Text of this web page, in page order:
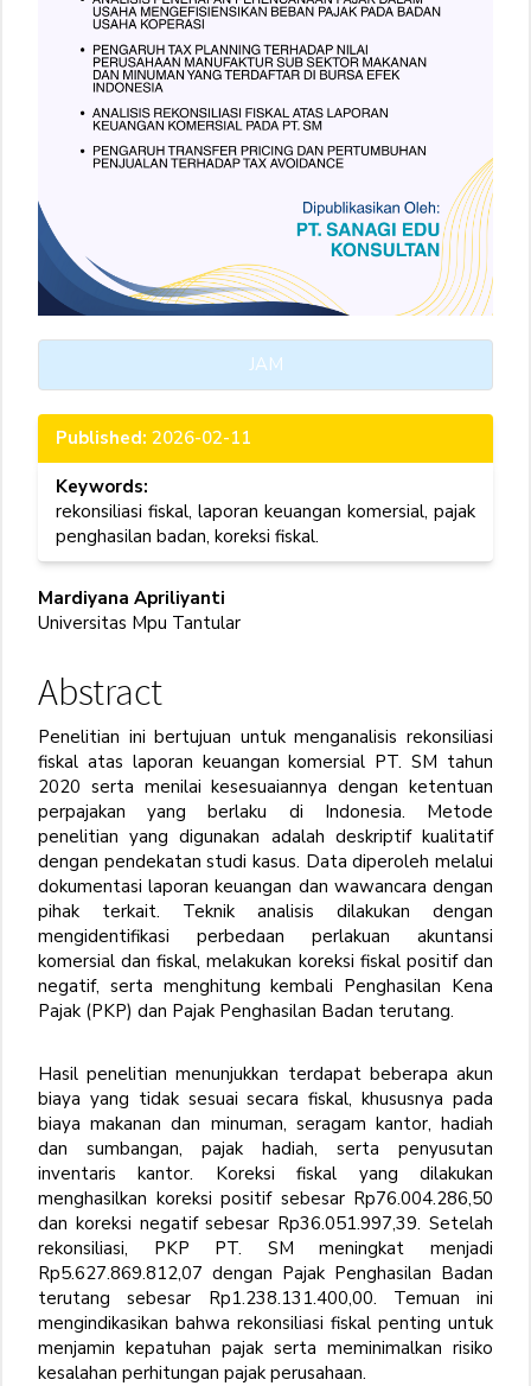
JAM
Published: 2026-02-11
Keywords:
rekonsiliasi fiskal, laporan keuangan komersial, pajak
penghasilan badan, koreksi fiskal.
Main
Content
Mardiyana Apriliyanti
Universitas Mpu Tantular
Abstract
Penelitian ini bertujuan untuk menganalisis rekonsiliasi
fiskal atas laporan keuangan komersial PT. SM tahun
2020 serta menilai kesesuaiannya dengan ketentuan
perpajakan yang berlaku di Indonesia. Metode
penelitian yang digunakan adalah deskriptif kualitatif
dengan pendekatan studi kasus. Data diperoleh melalui
dokumentasi laporan keuangan dan wawancara dengan
pihak terkait. Teknik analisis dilakukan dengan
mengidentifikasi perbedaan perlakuan akuntansi
komersial dan fiskal, melakukan koreksi fiskal positif dan
negatif, serta menghitung kembali Penghasilan Kena
Pajak (PKP) dan Pajak Penghasilan Badan terutang.
Hasil penelitian menunjukkan terdapat beberapa akun
biaya yang tidak sesuai secara fiskal, khususnya pada
biaya makanan dan minuman, seragam kantor, hadiah
dan sumbangan, pajak hadiah, serta penyusutan
inventaris kantor. Koreksi fiskal yang dilakukan
menghasilkan koreksi positif sebesar Rp76.004.286,50
dan koreksi negatif sebesar Rp36.051.997,39. Setelah
rekonsiliasi, PKP PT. SM meningkat menjadi
Rp5.627.869.812,07 dengan Pajak Penghasilan Badan
terutang sebesar Rp1.238.131.400,00. Temuan ini
mengindikasikan bahwa rekonsiliasi fiskal penting untuk
menjamin kepatuhan pajak serta meminimalkan risiko
kesalahan perhitungan pajak perusahaan.